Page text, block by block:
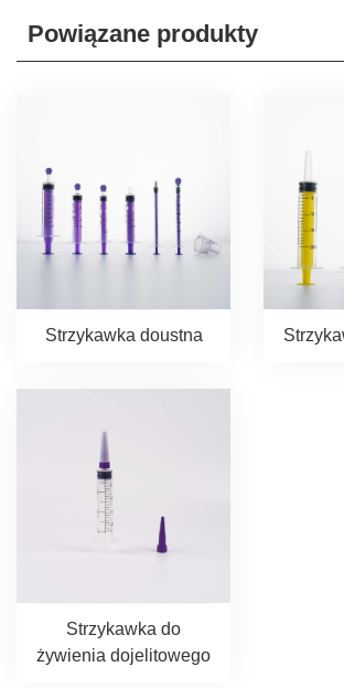
Powiązane produkty
Strzykawka doustna
Strzykawka do
żywienia dojelitowego